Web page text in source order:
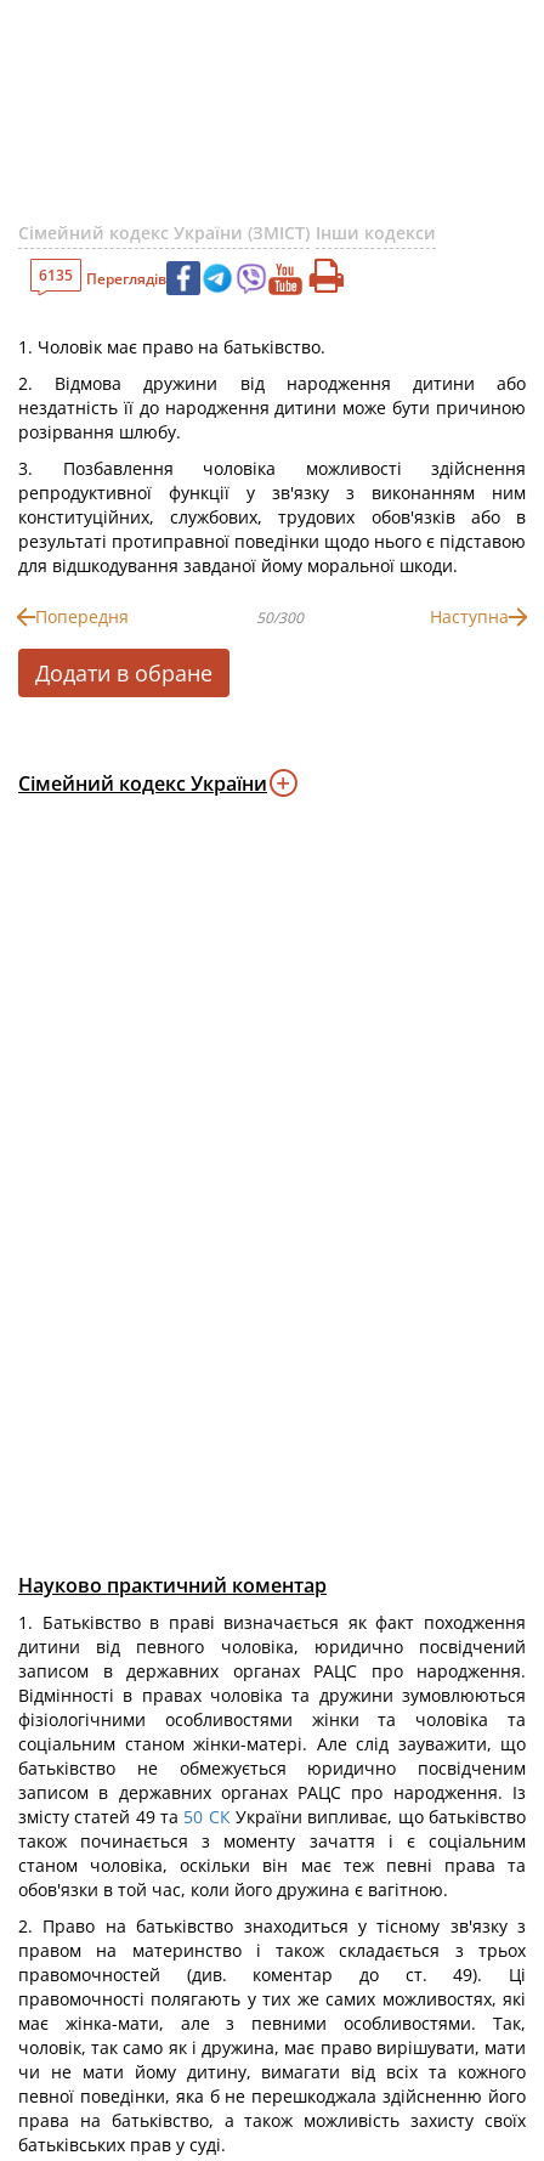
Сімейний кодекс України (ЗМІСТ) Інши кодекси
6135 Переглядів
1. Чоловік має право на батьківство.
2. Відмова дружини від народження дитини або
нездатність її до народження дитини може бути причиною
розірвання шлюбу.
3. Позбавлення чоловіка можливості здійснення
репродуктивної функції у зв'язку з виконанням ним
конституційних, службових, трудових обов'язків або в
результаті протиправної поведінки щодо нього є підставою
для відшкодування завданої йому моральної шкоди.
Попередня 50/300 Наступна
Додати в обране
Сімейний кодекс України
Науково практичний коментар
1. Батьківство в праві визначається як факт походження
дитини від певного чоловіка, юридично посвідчений
записом в державних органах РАЦС про народження.
Відмінності в правах чоловіка та дружини зумовлюються
фізіологічними особливостями жінки та чоловіка та
соціальним станом жінки-матері. Але слід зауважити, що
батьківство не обмежується юридично посвідченим
записом в державних органах РАЦС про народження. Із
змісту статей 49 та 50 СКУкраїни випливає, що батьківство
також починається з моменту зачаття і є соціальним
станом чоловіка, оскільки він має теж певні права та
обов'язки в той час, коли його дружина є вагітною.
2. Право на батьківство знаходиться у тісному зв'язку з
правом на материнство і також складається з трьох
правомочностей (див. коментар до ст. 49). Ці
правомочності полягають у тих же самих можливостях, які
має жінка-мати, але з певними особливостями. Так,
чоловік, так само як і дружина, має право вирішувати, мати
чи не мати йому дитину, вимагати від всіх та кожного
певної поведінки, яка б не перешкоджала здійсненню його
права на батьківство, а також можливість захисту своїх
батьківських прав у суді.